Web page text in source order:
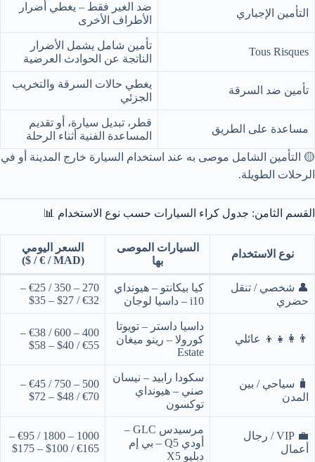
التأمين الإجباري
ضد الغير فقط – يغطي أضرار
الأطراف الأخرى
Tous Risques
تأمين شامل يشمل الأضرار
الناتجة عن الحوادث العرضية
تأمين ضد السرقة
يغطي حالات السرقة والتخريب
الجزئي
مساعدة على الطريق
قطر، تبديل سيارة، أو تقديم
المساعدة الفنية أثناء الرحلة
🟡 التأمين الشامل موصى به عند استخدام السيارة خارج المدينة أو في
الرحلات الطويلة.
القسم الثامن: جدول كراء السيارات حسب نوع الاستخدام 📊
نوع الاستخدام
السيارات الموصى
بها
السعر اليومي
(MAD / € / $)
👤 شخصي / تنقل
حضري
كيا بيكانتو – هيونداي
i10 – داسيا لوجان
270 – 350 / €25 –
€32 / $27 – $35
👨‍👩‍👧‍👦 عائلي
داسيا داستر – تويوتا
كورولا – رينو ميغان
Estate
400 – 600 / €38 –
€55 / $40 – $58
🧳 سياحي / بين
المدن
سكودا رابيد – نيسان
صني – هيونداي
توكسون
500 – 750 / €45 –
€70 / $48 – $72
💼 VIP / رجال
أعمال
مرسيدس GLC –
أودي Q5 – بي إم
دبليو X5
1000 – 1800 / €95 –
€165 / $100 – $175